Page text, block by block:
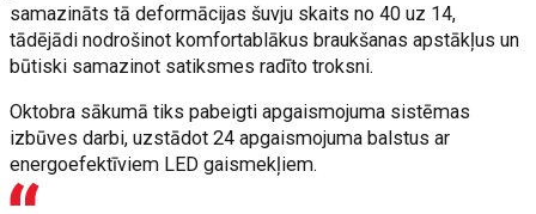
samazināts tā deformācijas šuvju skaits no 40 uz 14,
tādējādi nodrošinot komfortablākus braukšanas apstākļus un
būtiski samazinot satiksmes radīto troksni.
Oktobra sākumā tiks pabeigti apgaismojuma sistēmas
izbūves darbi, uzstādot 24 apgaismojuma balstus ar
energoefektīviem LED gaismekļiem.